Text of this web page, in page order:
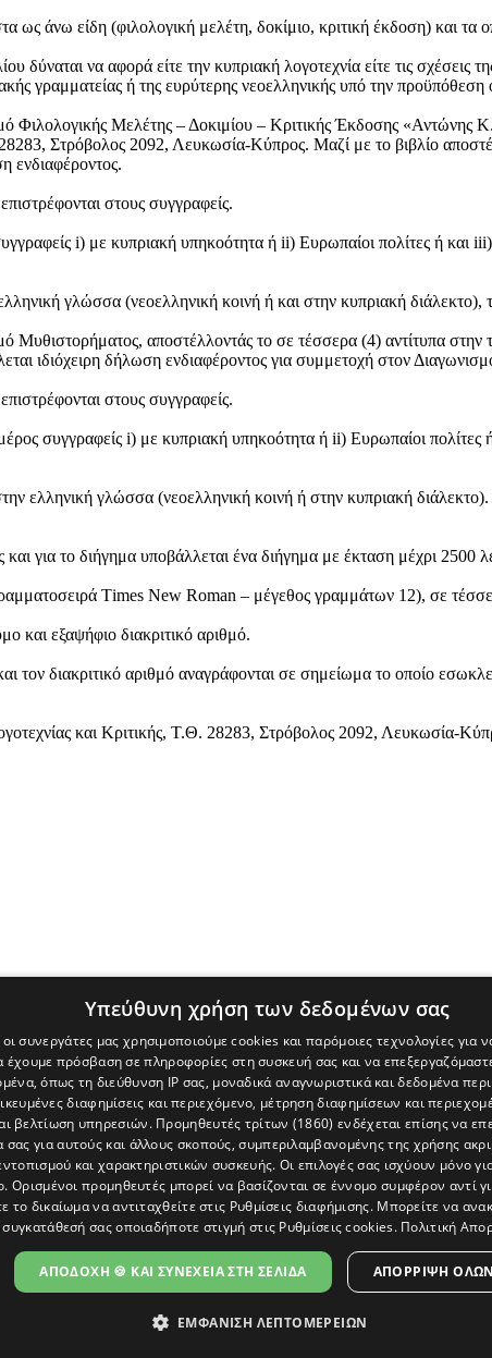
ως άνω είδη (φιλολογική μελέτη, δοκίμιο, κριτική έκδοση) και τα
δύναται να αφορά είτε την κυπριακή λογοτεχνία είτε τις σχέσεις
γραμματείας ή της ευρύτερης νεοελληνικής υπό την
Φιλολογικής Μελέτης – Δοκιμίου – Κριτικής Έκδοσης «Αντώνης
Στρόβολος 2092, Λευκωσία-Κύπρος. Μαζί με το βιβλίο
ενδιαφέροντος.
στους συγγραφείς.
i) με κυπριακή υπηκοότητα ή ii) Ευρωπαίοι πολίτες ή και
γλώσσα (νεοελληνική κοινή ή και στην κυπριακή διάλεκτο),
Μυθιστορήματος, αποστέλλοντάς το σε τέσσερα (4) αντίτυπα
ιδιόχειρη δήλωση ενδιαφέροντος για συμμετοχή στον
στους συγγραφείς.
συγγραφείς i) με κυπριακή υπηκοότητα ή ii) Ευρωπαίοι πολίτες
ελληνική γλώσσα (νεοελληνική κοινή ή στην κυπριακή
για το διήγημα υποβάλλεται ένα διήγημα με έκταση μέχρι 2500
Τimes New Roman – μέγεθος γραμμάτων 12), σε
εξαψήφιο διακριτικό αριθμό.
διακριτικό αριθμό αναγράφονται σε σημείωμα το οποίο
και Κριτικής, Τ.Θ. 28283, Στρόβολος 2092, Λευκωσία-
[Κύπρος] και του διαδικτυακού πόρταλ www.politis.com.cy.
δεν χάνουμε το δάσος.
Υπεύθυνη χρήση των δεδομένων σας
οι συνεργάτες μας χρησιμοποιούμε cookies και παρόμοιες τεχνολογίες για
έχουμε πρόσβαση σε πληροφορίες στη συσκευή σας και να
όπως τη διεύθυνση IP σας, μοναδικά αναγνωριστικά και δεδομένα
διαφημίσεις και περιεχόμενο, μέτρηση διαφημίσεων και
βελτίωση υπηρεσιών. Προμηθευτές τρίτων (1860) ενδέχεται επίσης να
σας για αυτούς και άλλους σκοπούς, συμπεριλαμβανομένης της χρήσης
και χαρακτηριστικών συσκευής. Οι επιλογές σας ισχύουν μόνο
Ορισμένοι προμηθευτές μπορεί να βασίζονται σε έννομο συμφέρον αντί
το δικαίωμα να αντιταχθείτε στις Ρυθμίσεις διαφήμισης. Μπορείτε να
συγκατάθεσή σας οποιαδήποτε στιγμή στις Ρυθμίσεις cookies. Πολιτική
ΑΠΟΔΟΧΗ 🍪 ΚΑΙ ΣΥΝΕΧΕΙΑ ΣΤΗ ΣΕΛΙΔΑ ΑΠΌΡΡΙΨΗ ΌΛΩΝ
ΕΜΦΑΝΙΣΗ ΛΕΠΤΟΜΕΡΕΙΩΝ